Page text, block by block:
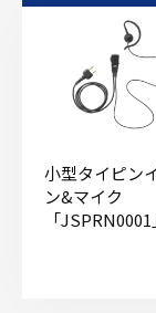
小型タイピン
ン&マイク
「JSPRN0001